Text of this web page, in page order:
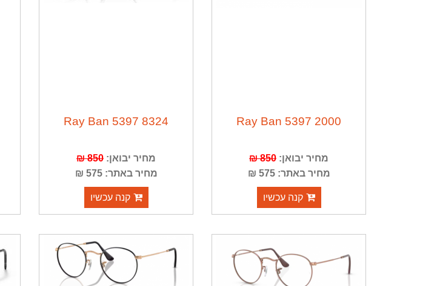
2000 5397 Ray Ban
מחיר יבואן: 850 ₪
מחיר באתר: 575 ₪
קנה עכשיו
8324 5397 Ray Ban
מחיר יבואן: 850 ₪
מחיר באתר: 575 ₪
קנה עכשיו